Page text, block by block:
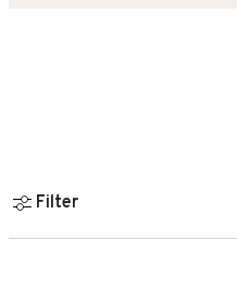
Filter